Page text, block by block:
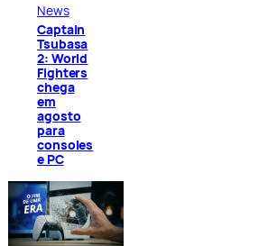
News
Captain
Tsubasa
2: World
Fighters
chega
em
agosto
para
consoles
e PC